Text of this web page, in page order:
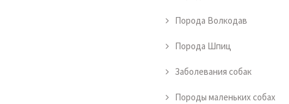
Порода Волкодав
Порода Шпиц
Заболевания собак
Породы маленьких собах